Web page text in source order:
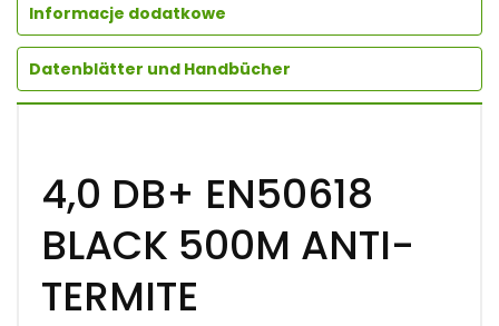
Informacje dodatkowe
Datenblätter und Handbücher
4,0 DB+ EN50618
BLACK 500M ANTI-
TERMITE